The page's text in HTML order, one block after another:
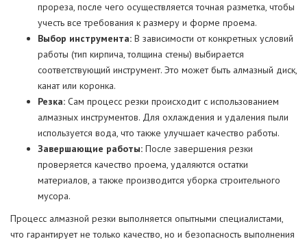
прореза, после чего осуществляется точная разметка, чтобы
учесть все требования к размеру и форме проема.
Выбор инструмента: В зависимости от конкретных условий
работы (тип кирпича, толщина стены) выбирается
соответствующий инструмент. Это может быть алмазный диск,
канат или коронка.
Резка: Сам процесс резки происходит с использованием
алмазных инструментов. Для охлаждения и удаления пыли
используется вода, что также улучшает качество работы.
Завершающие работы: После завершения резки
проверяется качество проема, удаляются остатки
материалов, а также производится уборка строительного
мусора.
Процесс алмазной резки выполняется опытными специалистами,
что гарантирует не только качество, но и безопасность выполнения